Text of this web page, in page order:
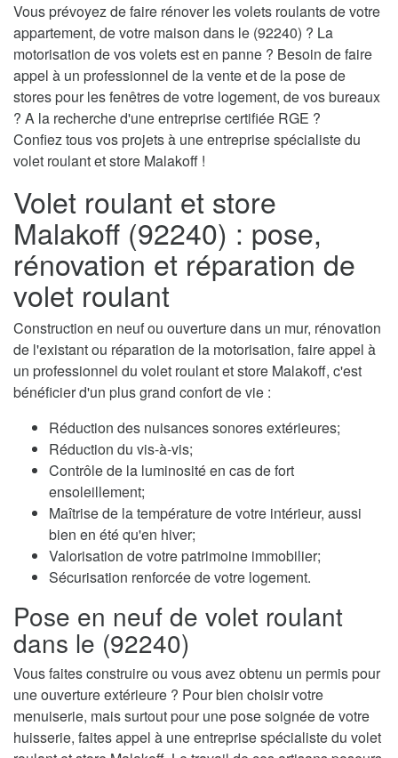
Vous prévoyez de faire rénover les volets roulants de votre
appartement, de votre maison dans le (92240) ? La
motorisation de vos volets est en panne ? Besoin de faire
appel à un professionnel de la vente et de la pose de
stores pour les fenêtres de votre logement, de vos bureaux
? A la recherche d'une entreprise certifiée RGE ?
Confiez tous vos projets à une entreprise spécialiste du
volet roulant et store Malakoff !
Volet roulant et store
Malakoff (92240) : pose,
rénovation et réparation de
volet roulant
Construction en neuf ou ouverture dans un mur, rénovation
de l'existant ou réparation de la motorisation, faire appel à
un professionnel du volet roulant et store Malakoff, c'est
bénéficier d'un plus grand confort de vie :
Réduction des nuisances sonores extérieures;
Réduction du vis-à-vis;
Contrôle de la luminosité en cas de fort
ensoleillement;
Maîtrise de la température de votre intérieur, aussi
bien en été qu'en hiver;
Valorisation de votre patrimoine immobilier;
Sécurisation renforcée de votre logement.
Pose en neuf de volet roulant
dans le (92240)
Vous faites construire ou vous avez obtenu un permis pour
une ouverture extérieure ? Pour bien choisir votre
menuiserie, mais surtout pour une pose soignée de votre
huisserie, faites appel à une entreprise spécialiste du volet